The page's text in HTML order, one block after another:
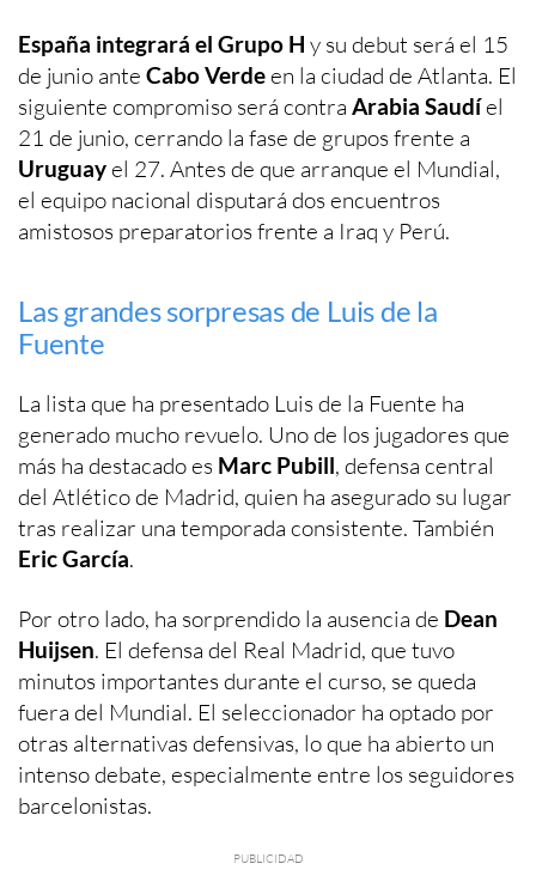
España integrará el Grupo H y su debut será el 15
de junio ante Cabo Verdeen la ciudad de Atlanta. El
siguiente compromiso será contra Arabia Saudíel
21 de junio, cerrando la fase de grupos frente a
Uruguayel 27. Antes de que arranque el Mundial,
el equipo nacional disputará dos encuentros
amistosos preparatorios frente a Iraq y Perú.
Las grandes sorpresas de Luis de la
Fuente
La lista que ha presentado Luis de la Fuente ha
generado mucho revuelo. Uno de los jugadores que
más ha destacado es Marc Pubill, defensa central
del Atlético de Madrid, quien ha asegurado su lugar
tras realizar una temporada consistente. También
Eric García.
Por otro lado, ha sorprendido la ausencia de Dean
Huijsen. El defensa del Real Madrid, que tuvo
minutos importantes durante el curso, se queda
fuera del Mundial. El seleccionador ha optado por
otras alternativas defensivas, lo que ha abierto un
intenso debate, especialmente entre los seguidores
barcelonistas.